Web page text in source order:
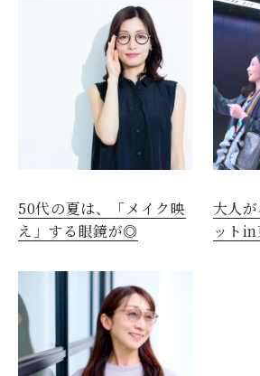
50代の夏は、「メイク映
え」する眼鏡が◎
大人
ット